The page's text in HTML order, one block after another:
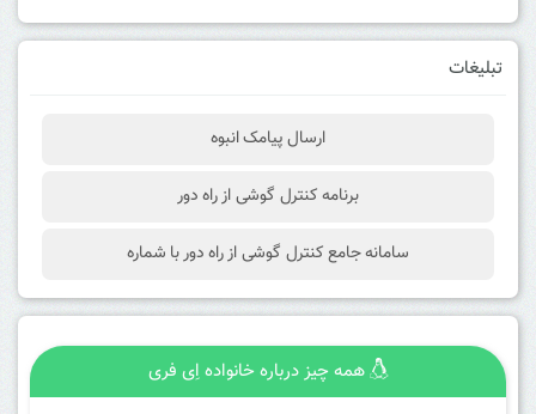
تبلیغات
ارسال پیامک انبوه
برنامه کنترل گوشی از راه دور
سامانه جامع کنترل گوشی از راه دور با شماره
همه چیز درباره خانواده اِی فری